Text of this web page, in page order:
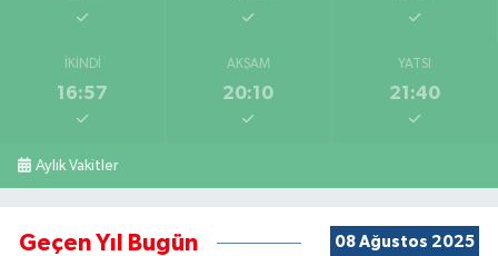
İKINDI
16:57
AKŞAM
20:10
YATSI
21:40
Aylık Vakitler
Geçen Yıl Bugün 08 Ağustos 2025